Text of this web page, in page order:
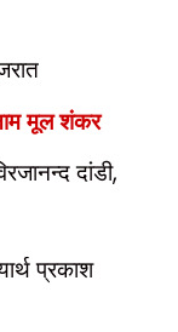
मूल शंकर
दांडी,
प्रकाश